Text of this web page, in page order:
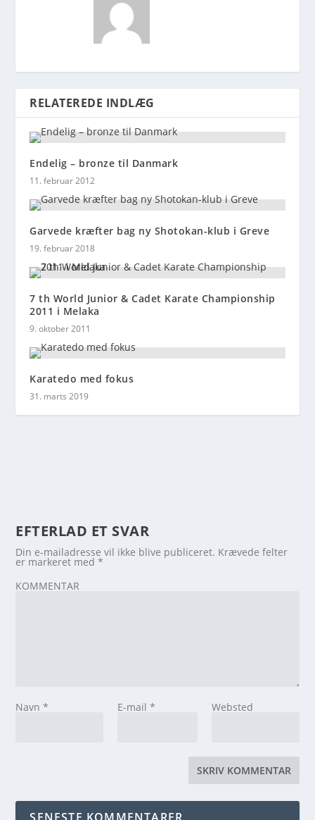
RELATEREDE INDLÆG
Endelig – bronze til Danmark
11. februar 2012
Garvede kræfter bag ny Shotokan-klub i Greve
19. februar 2018
7 th World Junior & Cadet Karate Championship
2011 i Melaka
9. oktober 2011
Karatedo med fokus
31. marts 2019
EFTERLAD ET SVAR
Din e-mailadresse vil ikke blive publiceret. Krævede felter
er markeret med*
KOMMENTAR
Navn* E-mail * Websted
SENESTE KOMMENTARER